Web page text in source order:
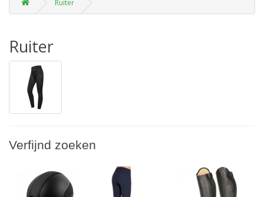
Ruiter
Ruiter
Verfijnd zoeken